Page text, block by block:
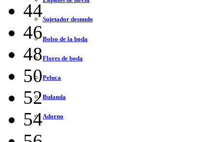
Sujetador desnudo
Bolso de la boda
Flores de boda
Peluca
Bufanda
Adorno
44
46
48
50
52
54